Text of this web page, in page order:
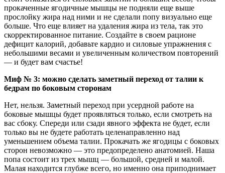
прокаченные ягодичные мышцы не подняли еще выше
прослойку жира над ними и не сделали попу визуально еще
больше. Что еще влияет на удаления жира из тела, так это
скорректированное питание. Создайте в своем рационе
дефицит калорий, добавьте кардио и силовые упражнения с
небольшими весами и увеличенным количеством повторений
— и будет вам счастье!
Миф № 3: можно сделать заметный переход от талии к
бедрам по боковым сторонам
Нет, нельзя. Заметный переход при усердной работе на
боковые мышцы будет проявляться только, если смотреть на
вас сбоку. Спереди или сзади явного эффекта не будет, если
только вы не будете работать целенаправленно над
уменьшением объема талии. Прокачать же ягодицы с боковых
сторон невозможно — это предопределено анатомией. Наша
попа состоит из трех мышц — большой, средней и малой.
Малая находится глубже всего, но именно она приподнимает